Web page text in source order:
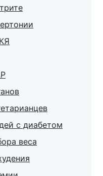
с диабетом
веса